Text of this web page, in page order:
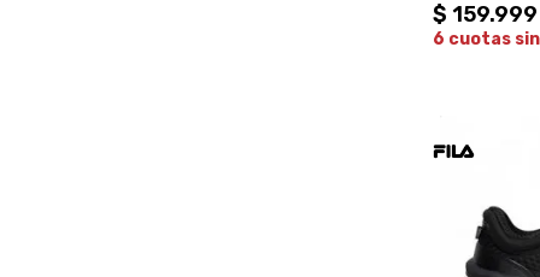
$ 159.999
6 cuotas